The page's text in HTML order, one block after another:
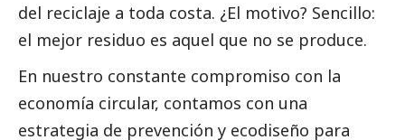
del reciclaje a toda costa. ¿El motivo? Sencillo:
el mejor residuo es aquel que no se produce.
En nuestro constante compromiso con la
economía circular, contamos con una
estrategia de prevención y ecodiseño para